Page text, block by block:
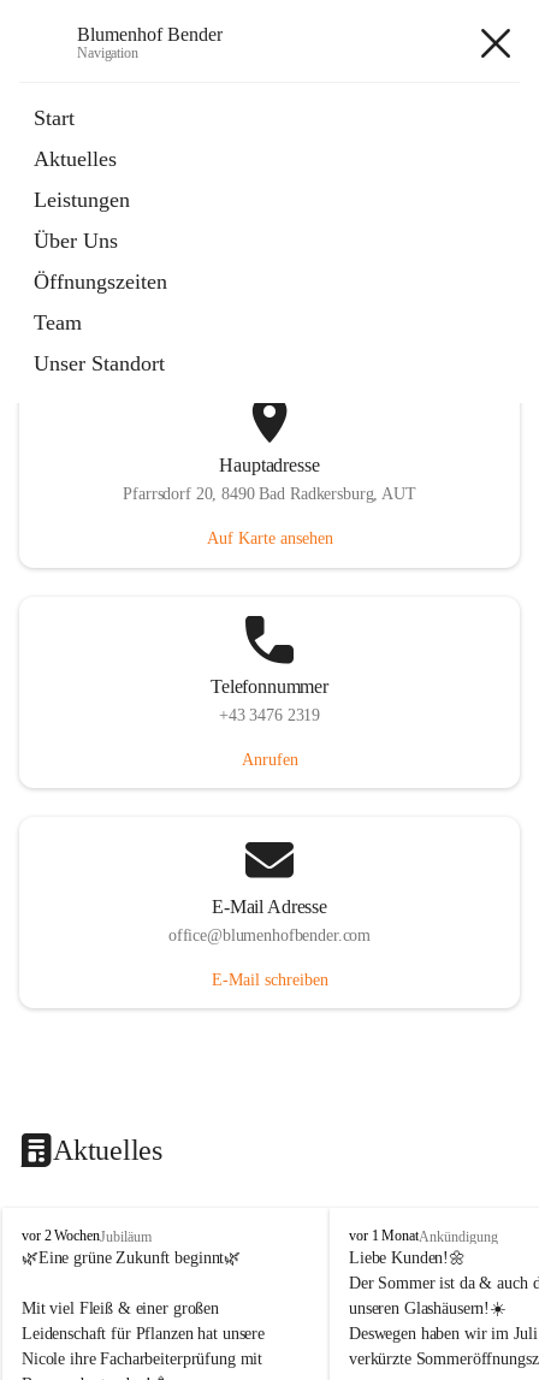
Blumenhof Bender
Navigation
Start
Aktuelles
Leistungen
Über Uns
Öffnungszeiten
Team
Unser Standort
Externe Webseite
in
Tab
INSTAGRAM
Externe Webseite
öffnet
in
neuem
Tab
Hauptadresse
Pfarrsdorf 20, 8490 Bad Radkersburg, AUT
Auf Karte ansehen
Telefonnummer
+43 3476 2319
Anrufen
E-Mail Adresse
office@blumenhofbender.com
E-Mail schreiben
Aktuelles
B
l
m
e
n
h
vor 2 WochenJubiläum
🌿Eine grüne Zukunft beginnt🌿
Mit viel Fleiß & einer großen
Leidenschaft für Pflanzen hat unsere
Nicole ihre Facharbeiterprüfung mit
B
l
u
m
e
n
h
vor 1 MonatAnkündigung
Liebe Kunden!🌼
Der Sommer ist da & auch
unseren Glashäusern!☀️
Deswegen haben wir im
verkürzte